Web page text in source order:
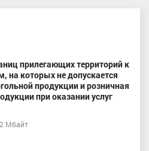
прилегающих территорий к
на которых не допускается
продукции и розничная
при оказании услуг
2 Мбайт